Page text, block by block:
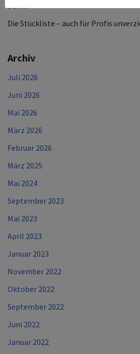
Dank!
Die Stückliste – auch für Profis
Archiv
Juli 2026
Juni 2026
Mai 2026
März 2026
Februar 2026
März 2025
Mai 2024
September 2023
Mai 2023
April 2023
Januar 2023
November 2022
Oktober 2022
September 2022
Juni 2022
Januar 2022